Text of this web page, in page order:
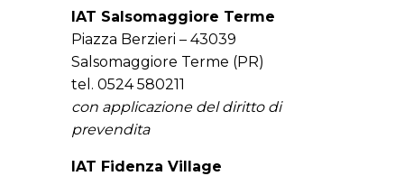
IAT Salsomaggiore Terme
Piazza Berzieri – 43039
Salsomaggiore Terme (PR)
tel. 0524 580211
con applicazione del diritto di
prevendita
IAT Fidenza Village